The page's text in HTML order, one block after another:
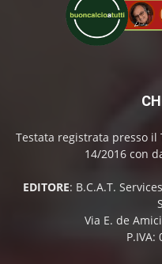
Testata registrata presso
14/2016 con
EDITORE: B.C.A.T.
Via E. de
P.IVA: